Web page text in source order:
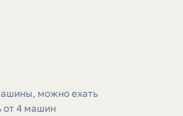
можно ехать
от 4 машин